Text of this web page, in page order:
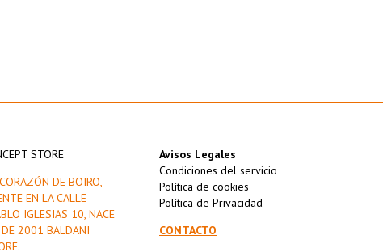
STORE
DE BOIRO,
EN LA CALLE
IGLESIAS 10, NACE
2001 BALDANI
Avisos Legales
Condiciones del servicio
Política de cookies
Política de Privacidad
CONTACTO